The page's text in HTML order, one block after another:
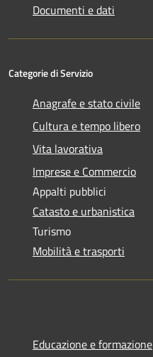
Documenti e dati
Categorie di Servizio
Anagrafe e stato civile
Cultura e tempo libero
Vita lavorativa
Imprese e Commercio
Appalti pubblici
Catasto e urbanistica
Turismo
Mobilità e trasporti
Educazione e formazione